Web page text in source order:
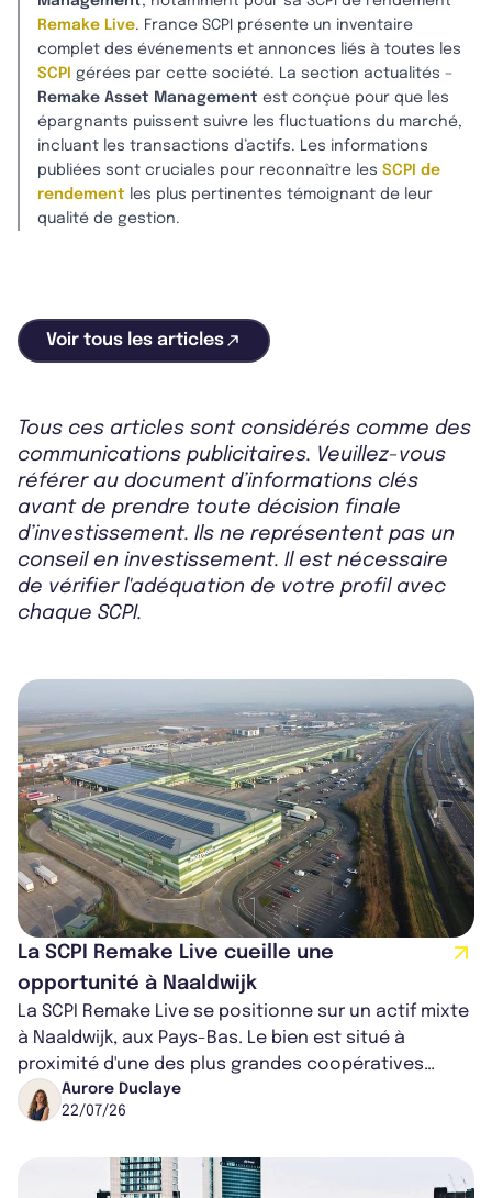
Remake Live. France SCPI présente un inventaire
complet des événements et annonces liés à toutes les
SCPI gérées par cette société. La section actualités –
Remake Asset Management est conçue pour que les
épargnants puissent suivre les fluctuations du marché,
incluant les transactions d’actifs. Les informations
publiées sont cruciales pour reconnaître les SCPI de
rendement les plus pertinentes témoignant de leur
qualité de gestion.
Voir tous les articles
Tous ces articles sont considérés comme des
communications publicitaires. Veuillez-vous
référer au document d’informations clés
avant de prendre toute décision finale
d’investissement. Ils ne représentent pas un
conseil en investissement. Il est nécessaire
de vérifier l'adéquation de votre profil avec
chaque SCPI.
La SCPI Remake Live cueille une
opportunité à Naaldwijk
La SCPI Remake Live se positionne sur un actif mixte
à Naaldwijk, aux Pays-Bas. Le bien est situé à
proximité d'une des plus grandes coopératives
florales du pays, une manne d’or p...
Aurore Duclaye
22/07/26